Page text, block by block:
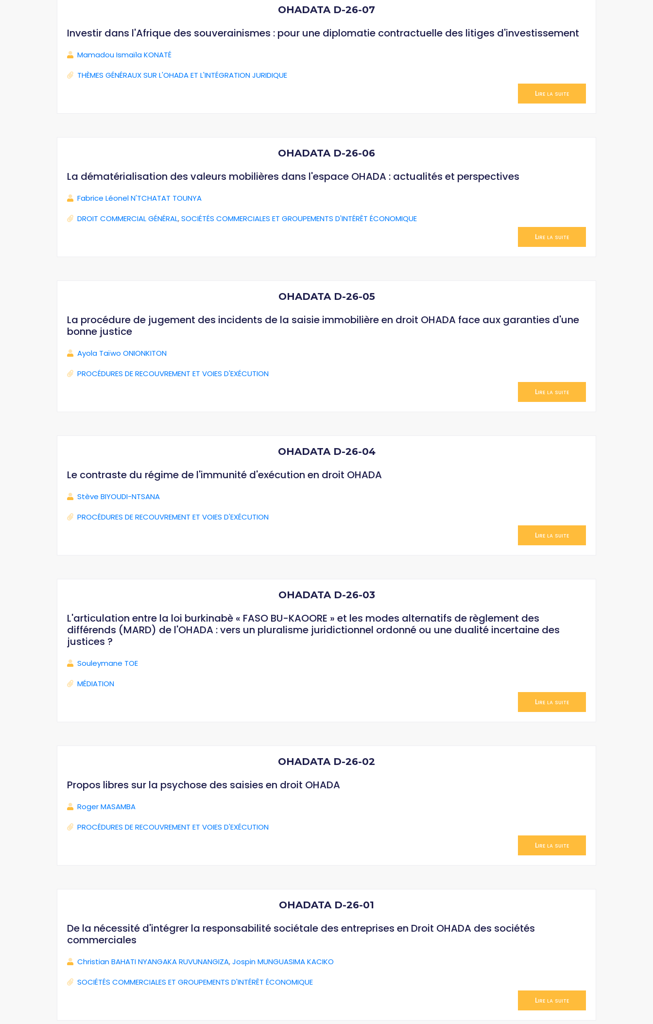
OHADATA D-26-07
Investir dans l'Afrique des souverainismes : pour une diplomatie contractuelle des litiges d'investissement
Mamadou Ismaïla KONATÉ
THÈMES GÉNÉRAUX SUR L'OHADA ET L'INTÉGRATION JURIDIQUE
Lire la suite
OHADATA D-26-06
La dématérialisation des valeurs mobilières dans l'espace OHADA : actualités et perspectives
Fabrice Léonel N'TCHATAT TOUNYA
DROIT COMMERCIAL GÉNÉRAL,SOCIÉTÉS COMMERCIALES ET GROUPEMENTS D'INTÉRÊT ÉCONOMIQUE
Lire la suite
OHADATA D-26-05
La procédure de jugement des incidents de la saisie immobilière en droit OHADA face aux garanties d'une
bonne justice
Ayola Taïwo ONIONKITON
PROCÉDURES DE RECOUVREMENT ET VOIES D'EXÉCUTION
Lire la suite
OHADATA D-26-04
Le contraste du régime de l'immunité d'exécution en droit OHADA
Stève BIYOUDI-NTSANA
PROCÉDURES DE RECOUVREMENT ET VOIES D'EXÉCUTION
Lire la suite
OHADATA D-26-03
L'articulation entre la loi burkinabè « FASO BU-KAOORE » et les modes alternatifs de règlement des
différends (MARD) de l'OHADA : vers un pluralisme juridictionnel ordonné ou une dualité incertaine des
justices ?
Souleymane TOE
MÉDIATION
Lire la suite
OHADATA D-26-02
Propos libres sur la psychose des saisies en droit OHADA
Roger MASAMBA
PROCÉDURES DE RECOUVREMENT ET VOIES D'EXÉCUTION
Lire la suite
OHADATA D-26-01
De la nécessité d'intégrer la responsabilité sociétale des entreprises en Droit OHADA des sociétés
commerciales
Christian BAHATI NYANGAKA RUVUNANGIZA,Jospin MUNGUASIMA KACIKO
SOCIÉTÉS COMMERCIALES ET GROUPEMENTS D'INTÉRÊT ÉCONOMIQUE
Lire la suite